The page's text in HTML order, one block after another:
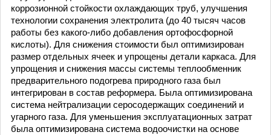
коррозионной стойкости охлаждающих труб, улучшения
технологии сохранения электролита (до 40 тысяч часов
работы без какого-либо добавления ортофосфорной
кислоты). Для снижения стоимости был оптимизирован
размер отдельных ячеек и упрощены детали каркаса. Для
упрощения и снижения массы системы теплообменник
предварительного подогрева природного газа был
интегрирован в состав реформера. Была оптимизирована
система нейтрализации серосодержащих соединений и
угарного газа. Для уменьшения эксплуатационных затрат
была оптимизирована система водоочистки на основе